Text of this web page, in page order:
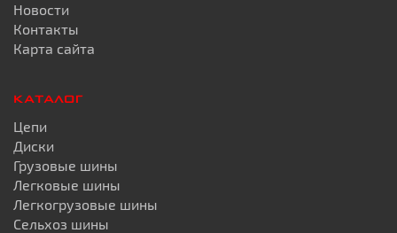
Новости
Контакты
Карта сайта
КАТАЛОГ
Цепи
Диски
Грузовые шины
Легковые шины
Легкогрузовые шины
Сельхоз шины